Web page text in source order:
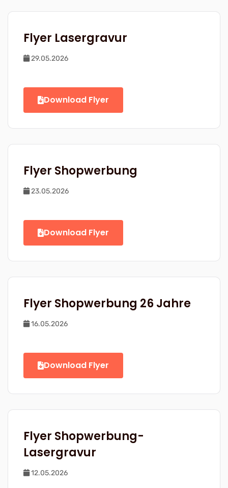
Flyer Lasergravur
29.05.2026
Download Flyer
Flyer Shopwerbung
23.05.2026
Download Flyer
Flyer Shopwerbung 26 Jahre
16.05.2026
Download Flyer
Flyer Shopwerbung-
Lasergravur
12.05.2026